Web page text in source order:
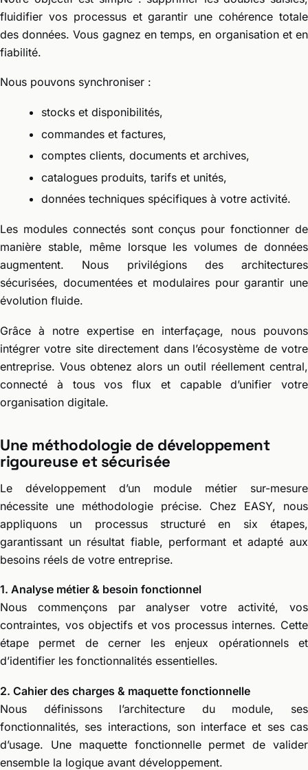
fluidifier vos processus et garantir une cohérence totale
des données. Vous gagnez en temps, en organisation et en
fiabilité.
Nous pouvons synchroniser :
stocks et disponibilités,
commandes et factures,
comptes clients, documents et archives,
catalogues produits, tarifs et unités,
données techniques spécifiques à votre activité.
Les modules connectés sont conçus pour fonctionner de
manière stable, même lorsque les volumes de données
augmentent. Nous privilégions des architectures
sécurisées, documentées et modulaires pour garantir une
évolution fluide.
Grâce à notre expertise en interfaçage, nous pouvons
intégrer votre site directement dans l’écosystème de votre
entreprise. Vous obtenez alors un outil réellement central,
connecté à tous vos flux et capable d’unifier votre
organisation digitale.
Une méthodologie de développement
rigoureuse et sécurisée
Le développement d’un module métier sur-mesure
nécessite une méthodologie précise. Chez EASY, nous
appliquons un processus structuré en six étapes,
garantissant un résultat fiable, performant et adapté aux
besoins réels de votre entreprise.
1. Analyse métier & besoin fonctionnel
Nous commençons par analyser votre activité, vos
contraintes, vos objectifs et vos processus internes. Cette
étape permet de cerner les enjeux opérationnels et
d’identifier les fonctionnalités essentielles.
2. Cahier des charges & maquette fonctionnelle
Nous définissons l’architecture du module, ses
fonctionnalités, ses interactions, son interface et ses cas
d’usage. Une maquette fonctionnelle permet de valider
ensemble la logique avant développement.